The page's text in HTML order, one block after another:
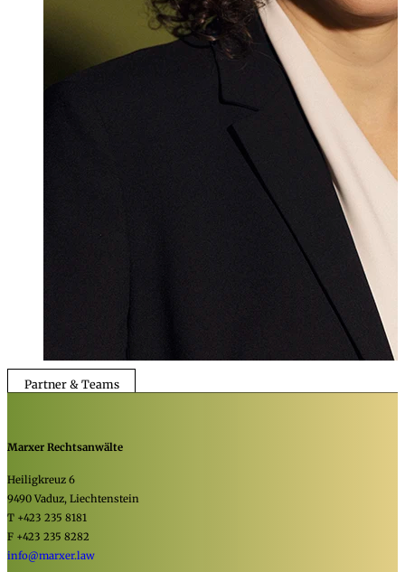
Partner & Teams
Marxer Rechtsanwälte
Heiligkreuz 6
9490 Vaduz, Liechtenstein
T +423 235 8181
F +423 235 8282
info@marxer.law